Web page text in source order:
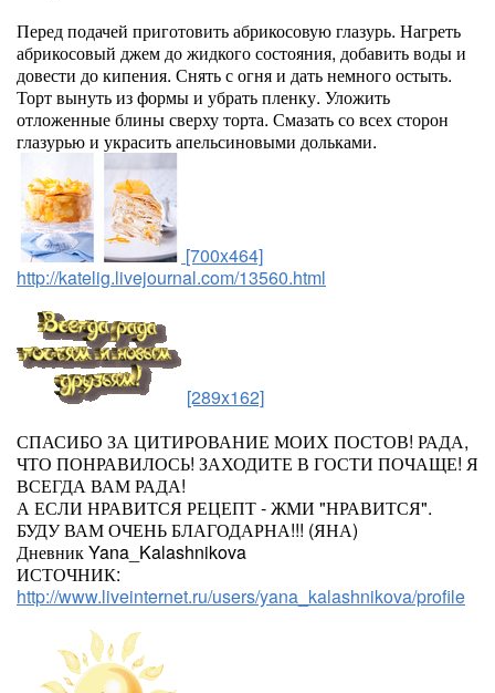
Перед подачей приготовить абрикосовую глазурь. Нагреть
абрикосовый джем до жидкого состояния, добавить воды и
довести до кипения. Снять с огня и дать немного остыть.
Торт вынуть из формы и убрать пленку. Уложить
отложенные блины сверху торта. Смазать со всех сторон
глазурью и украсить апельсиновыми дольками.
[700x464]
http://katelig.livejournal.com/13560.html
[289x162]
СПАСИБО ЗА ЦИТИРОВАНИЕ МОИХ ПОСТОВ! РАДА,
ЧТО ПОНРАВИЛОСЬ! ЗАХОДИТЕ В ГОСТИ ПОЧАЩЕ! Я
ВСЕГДА ВАМ РАДА!
А ЕСЛИ НРАВИТСЯ РЕЦЕПТ - ЖМИ "НРАВИТСЯ".
БУДУ ВАМ ОЧЕНЬ БЛАГОДАРНА!!! (ЯНА)
Дневник Yana_Kalashnikova
ИСТОЧНИК:
http://www.liveinternet.ru/users/yana_kalashnikova/profile